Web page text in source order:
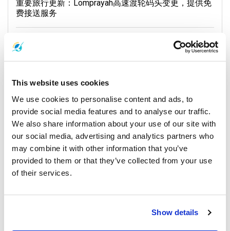
This website uses cookies
We use cookies to personalise content and ads, to
provide social media features and to analyse our traffic.
We also share information about your use of our site with
our social media, advertising and analytics partners who
may combine it with other information that you’ve
provided to them or that they’ve collected from your use
of their services.
Show details
重要旅行更新：Lomprayah高速渡轮码头变更，提供免
费接送服务
General, Weather, Announcement